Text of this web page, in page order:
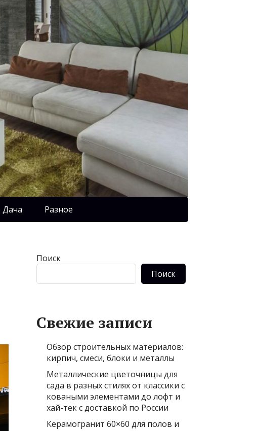
Дача Разное
Поиск
Поиск
Свежие записи
Обзор строительных материалов:
кирпич, смеси, блоки и металлы
Металлические цветочницы для
сада в разных стилях от классики с
коваными элементами до лофт и
хай-тек с доставкой по России
Керамогранит 60×60 для полов и